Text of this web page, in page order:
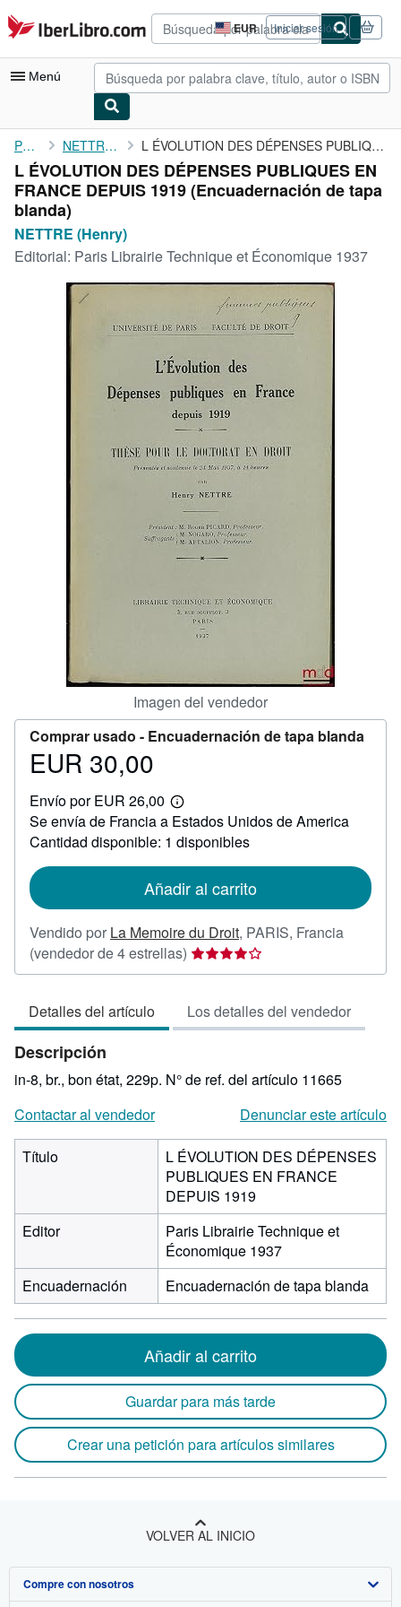
Pasar al contenido principal
IberLibro.com EUR
Preferencias
de
compra
del
Iniciar sesión
Menú
Mi cuenta
Consultar mis pedidos
Búsqueda avanzada
Colecciones
Arte y coleccionismo
CERRAR
Portada NETTRE (Henry) L ÉVOLUTION DES DÉPENSES PUBLIQUES EN FRANCE DEPUIS 1919
L ÉVOLUTION DES DÉPENSES PUBLIQUES EN
FRANCE DEPUIS 1919 (Encuadernación de tapa
blanda)
NETTRE (Henry)
Editorial: Paris Librairie Technique et Économique 1937
Imagen del vendedor
Comprar usado - Encuadernación de tapa blanda
Precio
30,00
EUR 30,00
Envío por EUR 26,00
Más
información
sobre
las
envío
Se envía de Francia a Estados Unidos de America
Cantidad disponible: 1 disponibles
Añadir al carrito
Vendido por La Memoire du Droit, PARIS, Francia
(vendedor de 4 estrellas) Calificación
del
4
de
estrellas
Detalles del artículo Los detalles del vendedor
Descripción
in-8, br., bon état, 229p. N° de ref. del artículo 11665
Contactar al vendedor
Denunciar este artículo
Título
L ÉVOLUTION DES DÉPENSES
PUBLIQUES EN FRANCE
DEPUIS 1919
Editor
Paris Librairie Technique et
Économique 1937
Encuadernación
Encuadernación de tapa blanda
Añadir al carrito
Guardar para más tarde
Crear una petición para artículos similares
VOLVER AL INICIO
Compre con nosotros